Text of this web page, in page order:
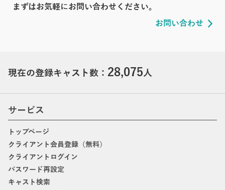
まずはお気軽にお問い合わせください。
お問い合わせ
現在の登録キャスト数： 28,075人
サービス
トップページ
クライアント会員登録（無料）
クライアントログイン
パスワード再設定
キャスト検索